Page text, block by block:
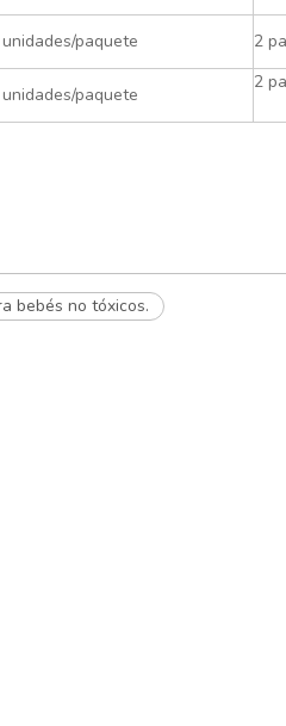
paquete 2
paquete
2
bebés no tóxicos.